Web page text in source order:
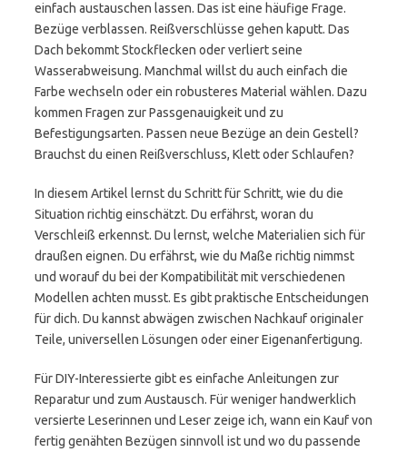
einfach austauschen lassen. Das ist eine häufige Frage.
Bezüge verblassen. Reißverschlüsse gehen kaputt. Das
Dach bekommt Stockflecken oder verliert seine
Wasserabweisung. Manchmal willst du auch einfach die
Farbe wechseln oder ein robusteres Material wählen. Dazu
kommen Fragen zur Passgenauigkeit und zu
Befestigungsarten. Passen neue Bezüge an dein Gestell?
Brauchst du einen Reißverschluss, Klett oder Schlaufen?
In diesem Artikel lernst du Schritt für Schritt, wie du die
Situation richtig einschätzt. Du erfährst, woran du
Verschleiß erkennst. Du lernst, welche Materialien sich für
draußen eignen. Du erfährst, wie du Maße richtig nimmst
und worauf du bei der Kompatibilität mit verschiedenen
Modellen achten musst. Es gibt praktische Entscheidungen
für dich. Du kannst abwägen zwischen Nachkauf originaler
Teile, universellen Lösungen oder einer Eigenanfertigung.
Für DIY-Interessierte gibt es einfache Anleitungen zur
Reparatur und zum Austausch. Für weniger handwerklich
versierte Leserinnen und Leser zeige ich, wann ein Kauf von
fertig genähten Bezügen sinnvoll ist und wo du passende